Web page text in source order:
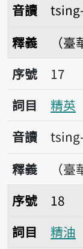
音讀
釋義
（
序號17精英
序號
17
詞目
精英
音讀
釋義
（
序號18精油
序號
18
詞目
精油